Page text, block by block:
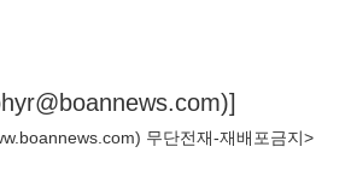
)]
) 무단전재-재배포금지>